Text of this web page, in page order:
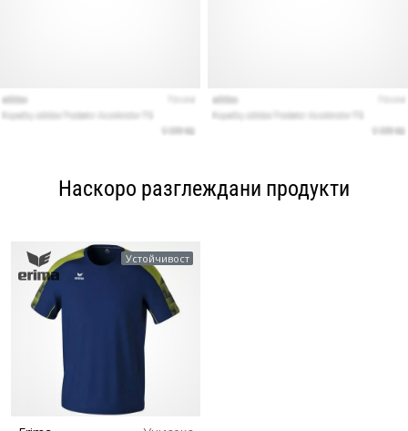
Наскоро разглеждани продукти
Устойчивост